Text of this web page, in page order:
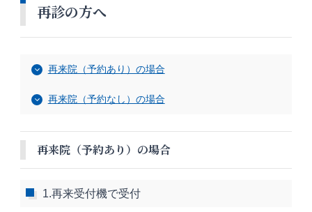
再診の方へ
再来院（予約あり）の場合
再来院（予約なし）の場合
再来院（予約あり）の場合
1.再来受付機で受付